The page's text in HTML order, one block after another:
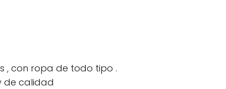
, con ropa de todo tipo .
de calidad